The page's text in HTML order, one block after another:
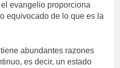
evangelio proporciona
equivocado de lo que es la
abundantes razones
es decir, un estado